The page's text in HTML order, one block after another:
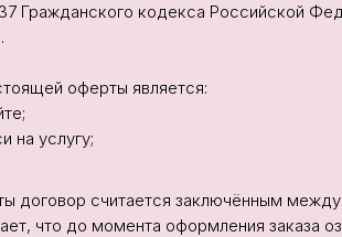
Гражданского кодекса Российской
оферты является:
на услугу;
договор считается заключённым
что до момента оформления заказа